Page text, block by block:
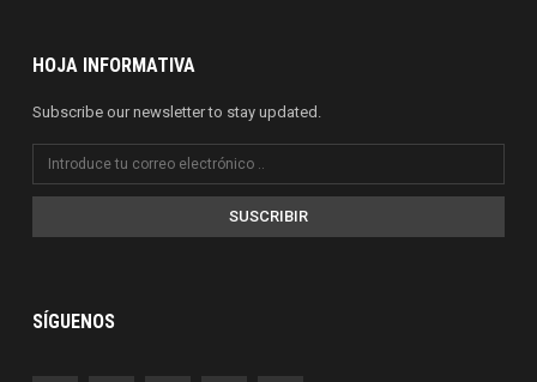
HOJA INFORMATIVA
Subscribe our newsletter to stay updated.
SUSCRIBIR
SÍGUENOS